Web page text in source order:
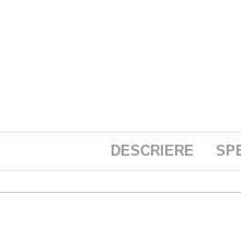
DESCRIERE